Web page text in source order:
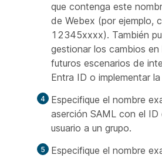
que contenga este
de Webex (por
12345xxxx). También
gestionar los cambios
futuros escenarios de
Entra ID o implementar
Especifique el nombre
aserción SAML con el ID
usuario a un grupo.
Especifique el nombre